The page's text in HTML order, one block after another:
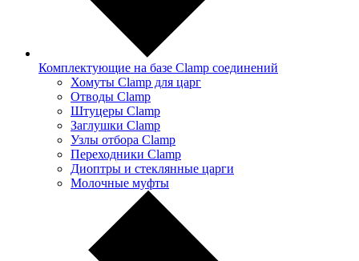
Комплектующие на базе Clamp соединений
Хомуты Clamp для царг
Отводы Clamp
Штуцеры Clamp
Заглушки Clamp
Узлы отбора Clamp
Переходники Clamp
Диоптры и стеклянные царги
Молочные муфты